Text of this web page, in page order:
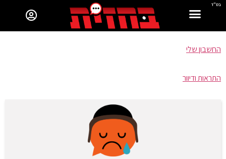
בס"ד
החשבון שלי
התראות ודיוור